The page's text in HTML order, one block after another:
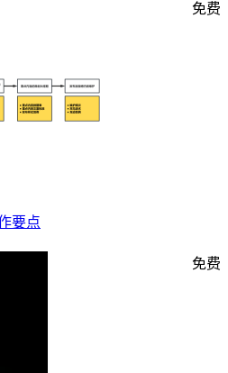
免费
要点
免费